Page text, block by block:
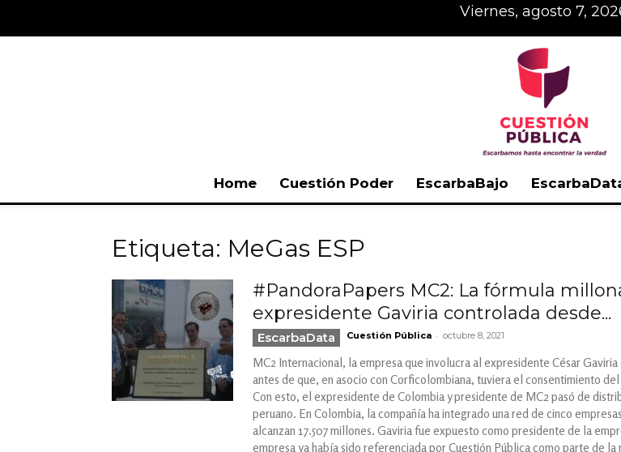
viernes, agosto 7,
Pública
Home Cuestión Poder EscarbaBajo
Etiqueta: MeGas ESP
#PandoraPapers MC2: La fórmula
expresidente Gaviria controlada desde...
EscarbaData Cuestión Pública - octubre 8, 2021
MC2 Internacional, la empresa que involucra al expresidente César
antes de que, en asocio con Corficolombiana, tuviera el consentimiento
Con esto, el expresidente de Colombia y presidente de MC2 pasó de
peruano. En Colombia, la compañía ha integrado una red de cinco
alcanzan 17.507 millones. Gaviria fue expuesto como presidente de la
empresa ya había sido referenciada por Cuestión Pública como parte de